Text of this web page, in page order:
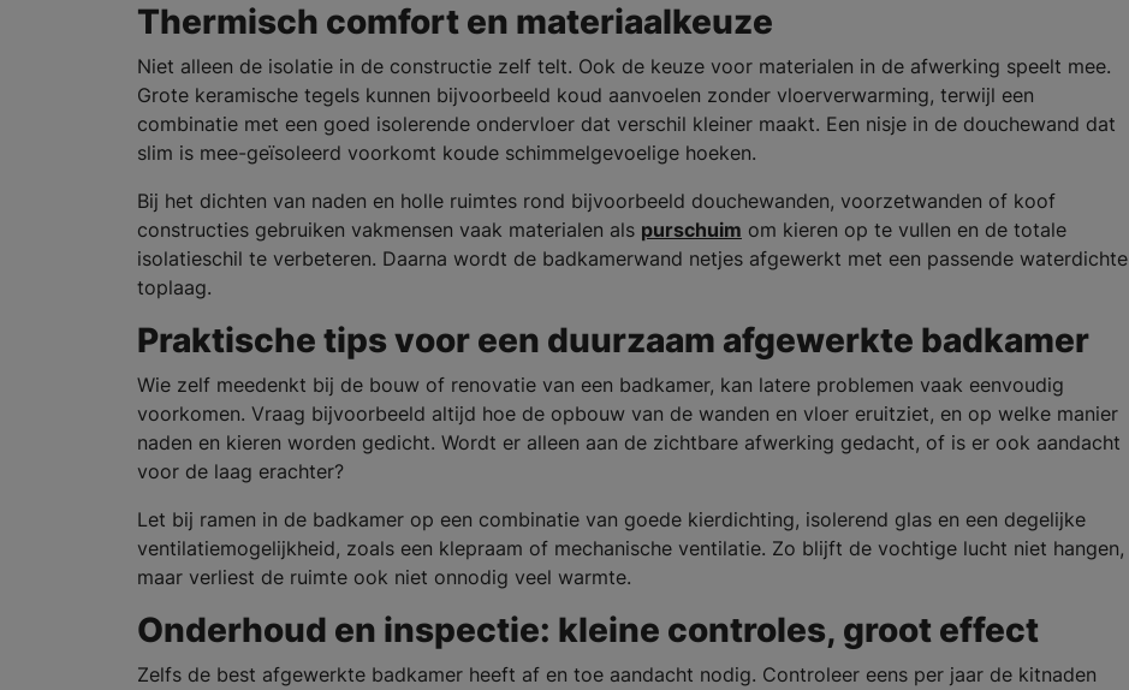
Thermisch comfort en materiaalkeuze
Niet alleen de isolatie in de constructie zelf telt. Ook de keuze voor materialen in de afwerking speelt mee.
Grote keramische tegels kunnen bijvoorbeeld koud aanvoelen zonder vloerverwarming, terwijl een
combinatie met een goed isolerende ondervloer dat verschil kleiner maakt. Een nisje in de douchewand dat
slim is mee-geïsoleerd voorkomt koude schimmelgevoelige hoeken.
Bij het dichten van naden en holle ruimtes rond bijvoorbeeld douchewanden, voorzetwanden of koof
constructies gebruiken vakmensen vaak materialen als purschuim om kieren op te vullen en de totale
isolatieschil te verbeteren. Daarna wordt de badkamerwand netjes afgewerkt met een passende waterdichte
toplaag.
Praktische tips voor een duurzaam afgewerkte badkamer
Wie zelf meedenkt bij de bouw of renovatie van een badkamer, kan latere problemen vaak eenvoudig
voorkomen. Vraag bijvoorbeeld altijd hoe de opbouw van de wanden en vloer eruitziet, en op welke manier
naden en kieren worden gedicht. Wordt er alleen aan de zichtbare afwerking gedacht, of is er ook aandacht
voor de laag erachter?
Let bij ramen in de badkamer op een combinatie van goede kierdichting, isolerend glas en een degelijke
ventilatiemogelijkheid, zoals een klepraam of mechanische ventilatie. Zo blijft de vochtige lucht niet hangen,
maar verliest de ruimte ook niet onnodig veel warmte.
Onderhoud en inspectie: kleine controles, groot effect
Zelfs de best afgewerkte badkamer heeft af en toe aandacht nodig. Controleer eens per jaar de kitnaden